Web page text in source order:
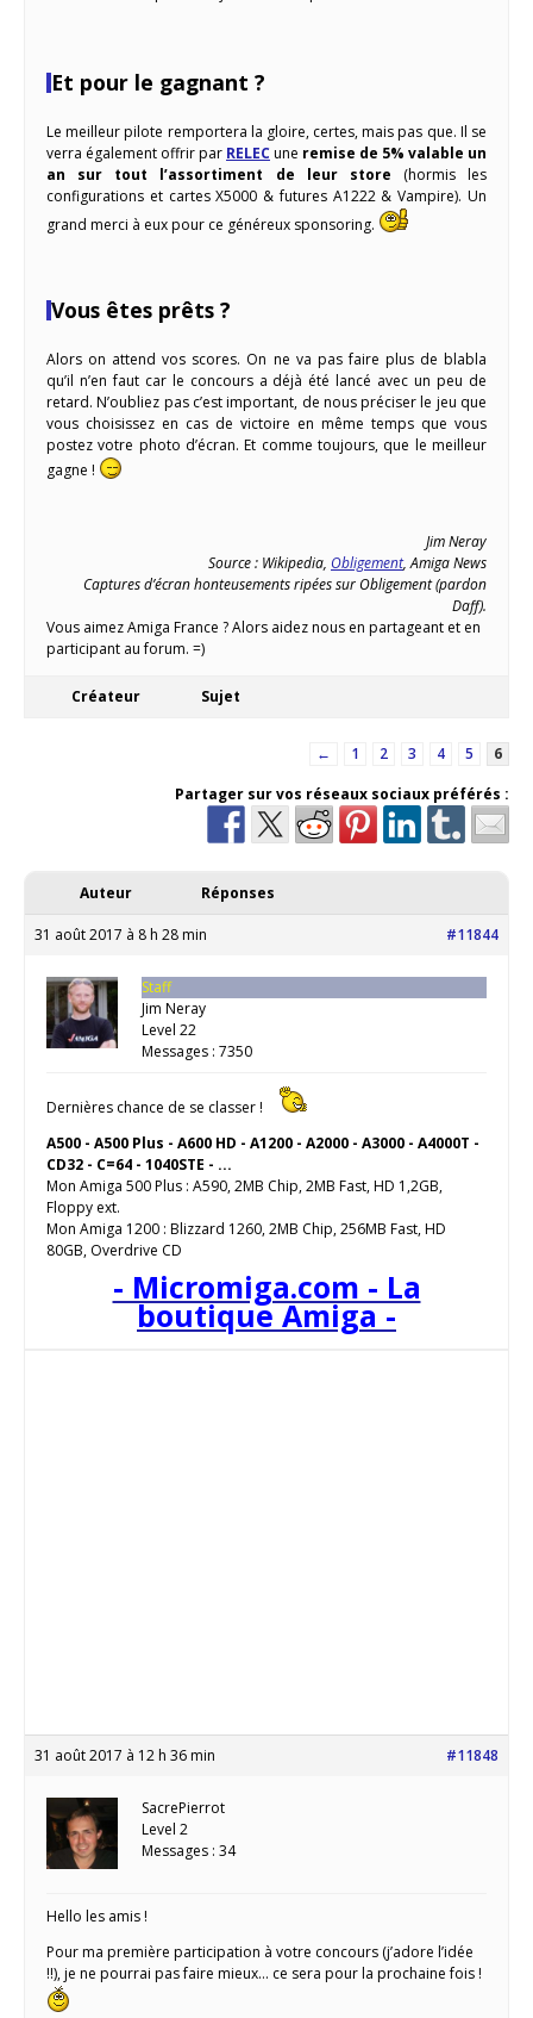
Et pour le gagnant ?
Le meilleur pilote remportera la gloire, certes, mais pas que. Il se
verra également offrir par RELECune remise de 5% valable un
an sur tout l’assortiment de leur store (hormis les
configurations et cartes X5000 & futures A1222 & Vampire). Un
grand merci à eux pour ce généreux sponsoring.
Vous êtes prêts ?
Alors on attend vos scores. On ne va pas faire plus de blabla
qu’il n’en faut car le concours a déjà été lancé avec un peu de
retard. N’oubliez pas c’est important, de nous préciser le jeu que
vous choisissez en cas de victoire en même temps que vous
postez votre photo d’écran. Et comme toujours, que le meilleur
gagne !
Jim Neray
Source : Wikipedia, Obligement, Amiga News
Captures d’écran honteusements ripées sur Obligement (pardon
Daff).
Vous aimez Amiga France ? Alors aidez nous en partageant et en
participant au forum. =)
Créateur Sujet
← 1 2 3 4 5
6
Partager sur vos réseaux sociaux préférés :
Auteur Réponses
31 août 2017 à 8 h 28 min #11844
Staff
Jim Neray
Level 22
Messages : 7350
Dernières chance de se classer !
A500 - A500 Plus - A600 HD - A1200 - A2000 - A3000 - A4000T -
CD32 - C=64 - 1040STE - ...
Mon Amiga 500 Plus : A590, 2MB Chip, 2MB Fast, HD 1,2GB,
Floppy ext.
Mon Amiga 1200 : Blizzard 1260, 2MB Chip, 256MB Fast, HD
80GB, Overdrive CD
- Micromiga.com - La
boutique Amiga -
31 août 2017 à 12 h 36 min #11848
SacrePierrot
Level 2
Messages : 34
Hello les amis !
Pour ma première participation à votre concours (j’adore l’idée
!!), je ne pourrai pas faire mieux… ce sera pour la prochaine fois !